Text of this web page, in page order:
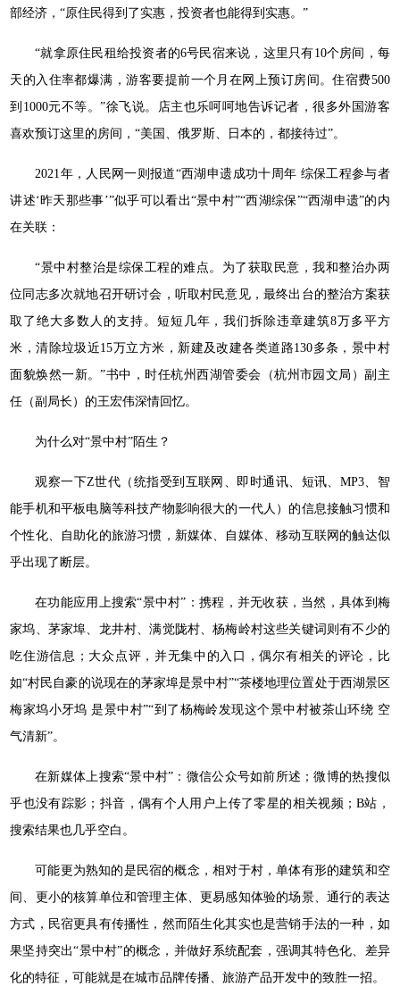
部经济，“原住民得到了实惠，投资者也能得到实惠。”
“就拿原住民租给投资者的6号民宿来说，这里只有10个房间，每
天的入住率都爆满，游客要提前一个月在网上预订房间。住宿费500
到1000元不等。”徐飞说。店主也乐呵呵地告诉记者，很多外国游客
喜欢预订这里的房间，“美国、俄罗斯、日本的，都接待过”。
2021年，人民网一则报道“西湖申遗成功十周年 综保工程参与者
讲述‘昨天那些事’”似乎可以看出“景中村”“西湖综保”“西湖申遗”的内
在关联：
“景中村整治是综保工程的难点。为了获取民意，我和整治办两
位同志多次就地召开研讨会，听取村民意见，最终出台的整治方案获
取了绝大多数人的支持。短短几年，我们拆除违章建筑8万多平方
米，清除垃圾近15万立方米，新建及改建各类道路130多条，景中村
面貌焕然一新。”书中，时任杭州西湖管委会（杭州市园文局）副主
任（副局长）的王宏伟深情回忆。
为什么对“景中村”陌生？
观察一下Z世代（统指受到互联网、即时通讯、短讯、MP3、智
能手机和平板电脑等科技产物影响很大的一代人）的信息接触习惯和
个性化、自助化的旅游习惯，新媒体、自媒体、移动互联网的触达似
乎出现了断层。
在功能应用上搜索“景中村”：携程，并无收获，当然，具体到梅
家坞、茅家埠、龙井村、满觉陇村、杨梅岭村这些关键词则有不少的
吃住游信息；大众点评，并无集中的入口，偶尔有相关的评论，比
如“村民自豪的说现在的茅家埠是景中村”“茶楼地理位置处于西湖景区
梅家坞小牙坞 是景中村”“到了杨梅岭发现这个景中村被茶山环绕 空
气清新”。
在新媒体上搜索“景中村”：微信公众号如前所述；微博的热搜似
乎也没有踪影；抖音，偶有个人用户上传了零星的相关视频；B站，
搜索结果也几乎空白。
可能更为熟知的是民宿的概念，相对于村，单体有形的建筑和空
间、更小的核算单位和管理主体、更易感知体验的场景、通行的表达
方式，民宿更具有传播性，然而陌生化其实也是营销手法的一种，如
果坚持突出“景中村”的概念，并做好系统配套，强调其特色化、差异
化的特征，可能就是在城市品牌传播、旅游产品开发中的致胜一招。